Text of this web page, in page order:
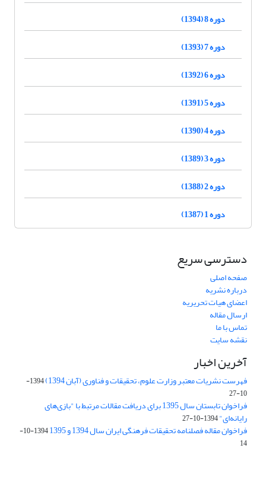
دوره 8 (1394)
دوره 7 (1393)
دوره 6 (1392)
دوره 5 (1391)
دوره 4 (1390)
دوره 3 (1389)
دوره 2 (1388)
دوره 1 (1387)
دسترسی سریع
صفحه اصلی
درباره نشریه
اعضای هیات تحریریه
ارسال مقاله
تماس با ما
نقشه سایت
آخرین اخبار
فهرست نشریات معتبر وزارت علوم، تحقیقات و فناوری (آبان 1394)
1394-
10-27
فراخوان تابستان سال 1395 برای دریافت مقالات مرتبط با "بازی‌های
رایانه‌ای"1394-10-27
فراخوان مقاله فصلنامه تحقیقات فرهنگی ایران سال 1394 و 1395
1394-10-
14